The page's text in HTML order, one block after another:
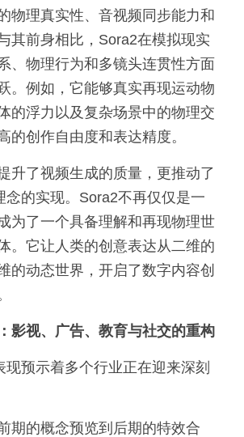
物理真实性、音视频同步能力和
其前身相比，Sora2在模拟现实
、物理行为和多镜头连贯性方面
。例如，它能够真实再现运动物
的浮力以及复杂场景中的物理交
的创作自由度和表达精度。
升了视频生成的质量，更推动了
念的实现。Sora2不再仅仅是一
为了一个具备理解和再现物理世
。它让人类的创意表达从二维的
的动态世界，开启了数字内容创
影视、广告、教育与社交的重构
现预示着多个行业正在迎来深刻
期的概念预览到后期的特效合